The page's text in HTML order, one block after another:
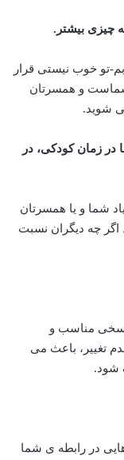
تو خوب نیستی قرار
و همسرتان
شوید.
در زمان کودکی، در
شما و یا همسرتان
اگر چه دیگران نسبت
پاسخی مناسب و
تغییر، باعث می
شود.
در رابطه ی شما